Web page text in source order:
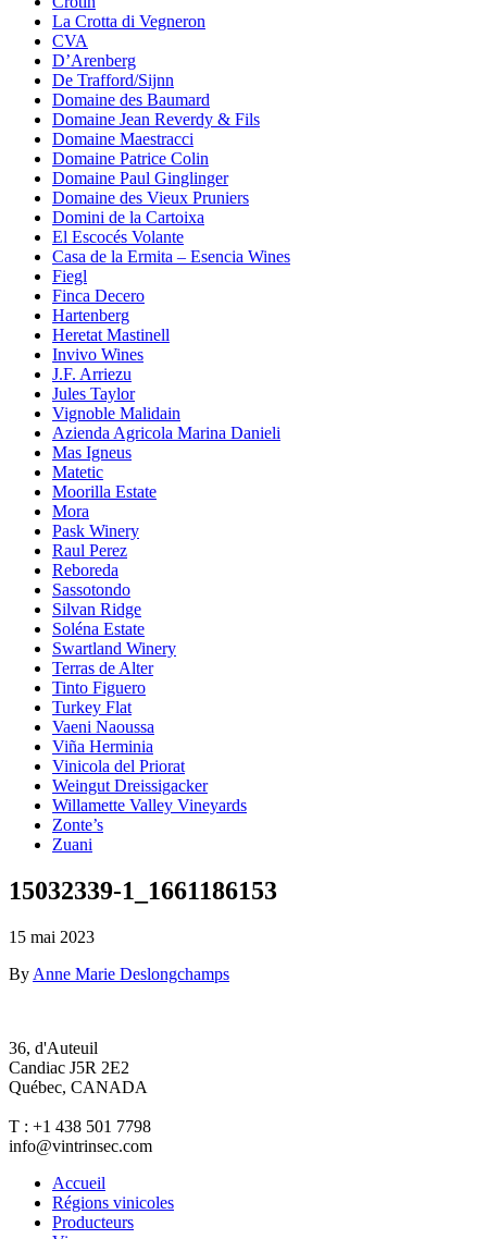
La Crotta di Vegneron
CVA
D’Arenberg
De Trafford/Sijnn
Domaine des Baumard
Domaine Jean Reverdy & Fils
Domaine Maestracci
Domaine Patrice Colin
Domaine Paul Ginglinger
Domaine des Vieux Pruniers
Domini de la Cartoixa
El Escocés Volante
Casa de la Ermita – Esencia Wines
Fiegl
Finca Decero
Hartenberg
Heretat Mastinell
Invivo Wines
J.F. Arriezu
Jules Taylor
Vignoble Malidain
Azienda Agricola Marina Danieli
Mas Igneus
Matetic
Moorilla Estate
Mora
Pask Winery
Raul Perez
Reboreda
Sassotondo
Silvan Ridge
Soléna Estate
Swartland Winery
Terras de Alter
Tinto Figuero
Turkey Flat
Vaeni Naoussa
Viña Herminia
Vinicola del Priorat
Weingut Dreissigacker
Willamette Valley Vineyards
Zonte’s
Zuani
15032339-1_1661186153
15 mai 2023
By Anne Marie Deslongchamps
36, d'Auteuil
Candiac J5R 2E2
Québec, CANADA
T : +1 438 501 7798
info@vintrinsec.com
Accueil
Régions vinicoles
Producteurs